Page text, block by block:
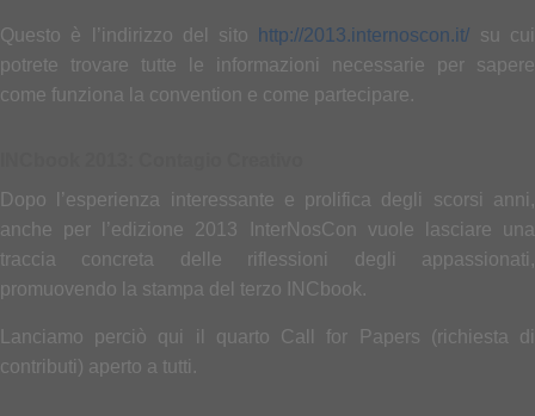
Questo è l’indirizzo del sito http://2013.internoscon.it/ su cui
potrete trovare tutte le informazioni necessarie per sapere
come funziona la convention e come partecipare.
Dopo l’esperienza interessante e prolifica degli scorsi anni,
anche per l’edizione 2013 InterNosCon vuole lasciare una
traccia concreta delle riflessioni degli appassionati,
promuovendo la stampa del terzo INCbook.
Lanciamo perciò qui il quarto Call for Papers (richiesta di
contributi) aperto a tutti.